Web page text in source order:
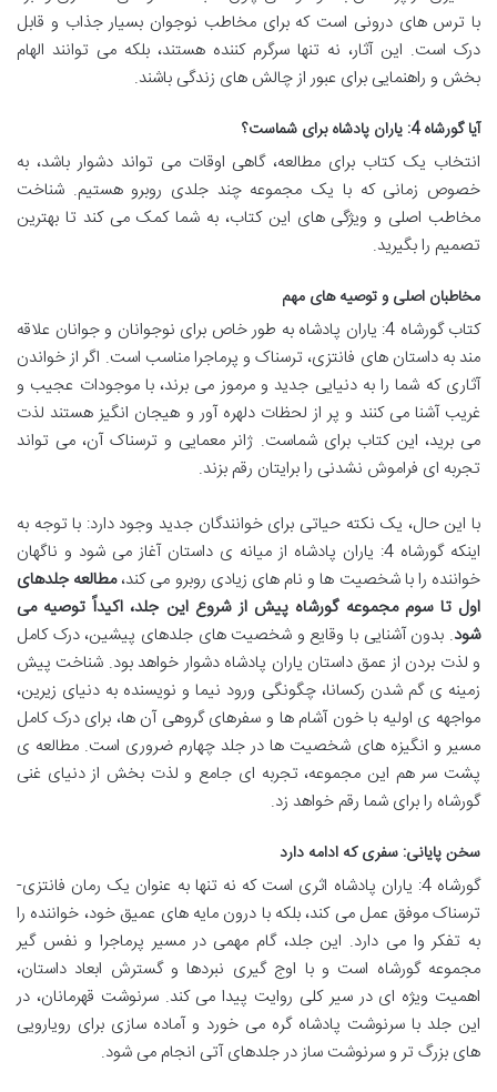
با ترس های درونی است که برای مخاطب نوجوان بسیار جذاب و قابل
درک است. این آثار، نه تنها سرگرم کننده هستند، بلکه می توانند الهام
بخش و راهنمایی برای عبور از چالش های زندگی باشند.
آیا گورشاه 4: یاران پادشاه برای شماست؟
انتخاب یک کتاب برای مطالعه، گاهی اوقات می تواند دشوار باشد، به
خصوص زمانی که با یک مجموعه چند جلدی روبرو هستیم. شناخت
مخاطب اصلی و ویژگی های این کتاب، به شما کمک می کند تا بهترین
تصمیم را بگیرید.
مخاطبان اصلی و توصیه های مهم
کتاب گورشاه 4: یاران پادشاه به طور خاص برای نوجوانان و جوانان علاقه
مند به داستان های فانتزی، ترسناک و پرماجرا مناسب است. اگر از خواندن
آثاری که شما را به دنیایی جدید و مرموز می برند، با موجودات عجیب و
غریب آشنا می کنند و پر از لحظات دلهره آور و هیجان انگیز هستند لذت
می برید، این کتاب برای شماست. ژانر معمایی و ترسناک آن، می تواند
تجربه ای فراموش نشدنی را برایتان رقم بزند.
با این حال، یک نکته حیاتی برای خوانندگان جدید وجود دارد: با توجه به
اینکه گورشاه 4: یاران پادشاه از میانه ی داستان آغاز می شود و ناگهان
خواننده را با شخصیت ها و نام های زیادی روبرو می کند،مطالعه جلدهای
اول تا سوم مجموعه گورشاه پیش از شروع این جلد، اکیداً توصیه می
شود. بدون آشنایی با وقایع و شخصیت های جلدهای پیشین، درک کامل
و لذت بردن از عمق داستان یاران پادشاه دشوار خواهد بود. شناخت پیش
زمینه ی گم شدن رکسانا، چگونگی ورود نیما و نویسنده به دنیای زیرین،
مواجهه ی اولیه با خون آشام ها و سفرهای گروهی آن ها، برای درک کامل
مسیر و انگیزه های شخصیت ها در جلد چهارم ضروری است. مطالعه ی
پشت سر هم این مجموعه، تجربه ای جامع و لذت بخش از دنیای غنی
گورشاه را برای شما رقم خواهد زد.
سخن پایانی: سفری که ادامه دارد
گورشاه 4: یاران پادشاه اثری است که نه تنها به عنوان یک رمان فانتزی-
ترسناک موفق عمل می کند، بلکه با درون مایه های عمیق خود، خواننده را
به تفکر وا می دارد. این جلد، گام مهمی در مسیر پرماجرا و نفس گیر
مجموعه گورشاه است و با اوج گیری نبردها و گسترش ابعاد داستان،
اهمیت ویژه ای در سیر کلی روایت پیدا می کند. سرنوشت قهرمانان، در
این جلد با سرنوشت پادشاه گره می خورد و آماده سازی برای رویارویی
های بزرگ تر و سرنوشت ساز در جلدهای آتی انجام می شود.